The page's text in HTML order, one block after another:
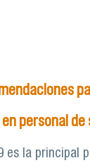
cien
personal de
es la principal